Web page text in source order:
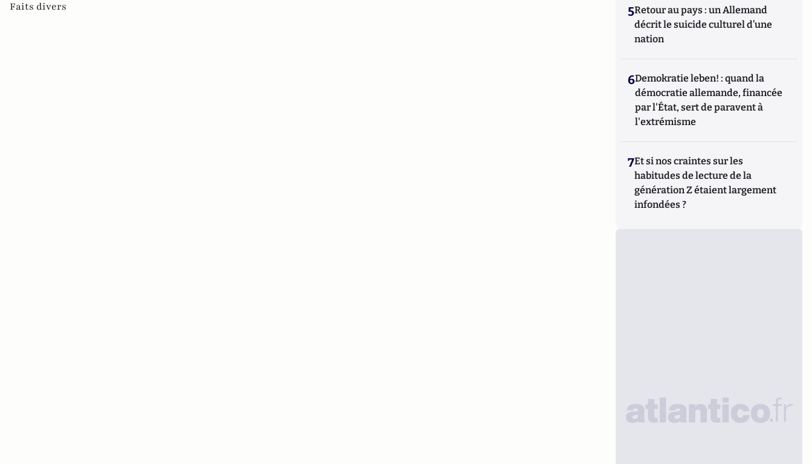
Faits divers 5Retour au pays : un Allemand
décrit le suicide culturel d’une
nation
6Demokratie leben! : quand la
démocratie allemande, financée
par l'État, sert de paravent à
l'extrémisme
7Et si nos craintes sur les
habitudes de lecture de la
génération Z étaient largement
infondées ?